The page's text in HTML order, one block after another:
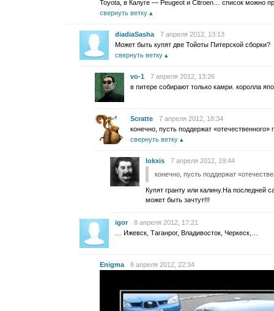
Toyota, в Калуге — Peugeot и Citroen… список можно
свернуть ветку
diadiaSasha
7 апреля 2012, 13:13
Может быть купят две Тойоты Питерской сборки?
свернуть ветку
vo-1
7 апреля 2012, 13:26
в питере собирают только камри. королла
Scratte
7 апреля 2012, 18:34
конечно, пусть поддержат «отечественного»
свернуть ветку
lokxis
7 апреля 2012, 19:44
конечно, пусть поддержат
Купят гранту или калину.На последней
может быть зачтут!!!
igor
8 апреля 2012, 17:21
… Ижевск, Таганрог, Владивосток, Черкеск,…
Enigma 8 апреля 2012, 22:34